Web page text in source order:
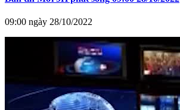
09:00 ngày 28/10/2022